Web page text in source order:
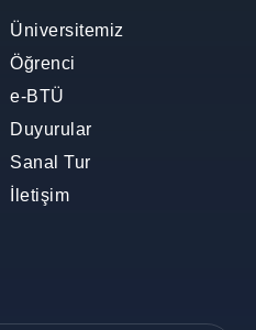
Üniversitemiz
Öğrenci
e-BTÜ
Duyurular
Sanal Tur
İletişim